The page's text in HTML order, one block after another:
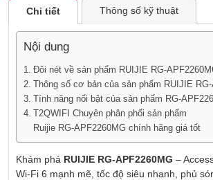
Chi tiết Thông số kỹ thuật
Nội dung
Đôi nét về sản phẩm RUIJIE
Thông số cơ bản của sản phẩm RUIJIE
Tính năng nổi bật của sản phẩm
T2QWIFI Chuyên phân phối sản phẩm
Ruijie RG‑APF2260MG chính hãng giá tốt
Khám phá RUIJIE RG‑APF2260MG –
Wi‑Fi 6 mạnh mẽ, tốc độ siêu nhanh, phủ